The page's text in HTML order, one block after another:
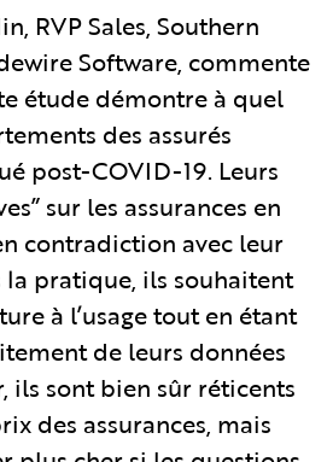
RVP Sales, Southern
Software, commente
étude démontre à quel
des assurés
post-COVID-19. Leurs
sur les assurances en
contradiction avec leur
pratique, ils souhaitent
à l’usage tout en étant
de leurs données
ils sont bien sûr réticents
des assurances, mais